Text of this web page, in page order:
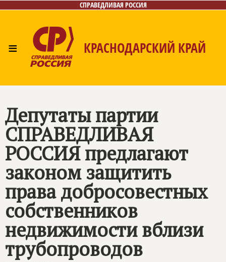
СПРАВЕДЛИВАЯ РОССИЯ
≡ КРАСНОДАРСКИЙ КРАЙ
Депутаты партии
СПРАВЕДЛИВАЯ
РОССИЯпредлагают
законом защитить
права добросовестных
собственников
недвижимости вблизи
трубопроводов